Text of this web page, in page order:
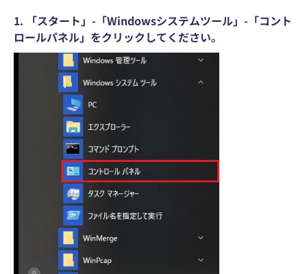
1. 「スタート」-「Windowsシステムツール」-「コント
ロールパネル」をクリックしてください。